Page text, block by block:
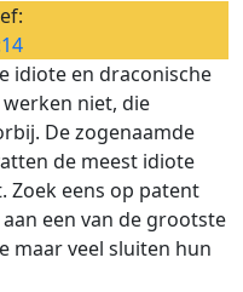
idiote en draconische
niet, die
De zogenaamde
de meest idiote
Zoek eens op patent
aan een van de grootste
maar veel sluiten hun